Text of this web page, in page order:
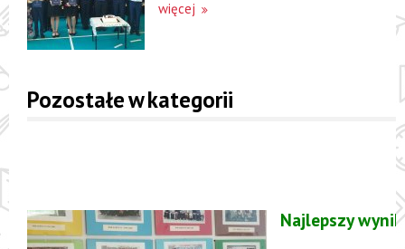
więcej
Pozostałe w kategorii
Najlepszy